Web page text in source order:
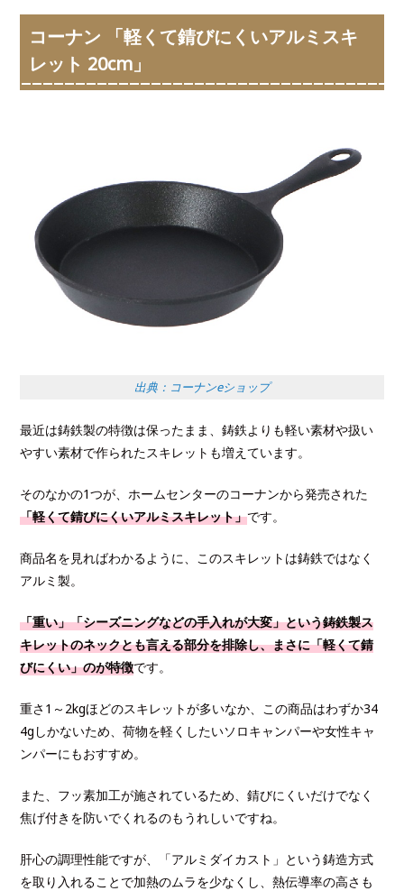
コーナン 「軽くて錆びにくいアルミスキ
レット 20cm」
出典：コーナンeショップ
最近は鋳鉄製の特徴は保ったまま、鋳鉄よりも軽い素材や扱い
やすい素材で作られたスキレットも増えています。
そのなかの1つが、ホームセンターのコーナンから発売された
「軽くて錆びにくいアルミスキレット」です。
商品名を見ればわかるように、このスキレットは鋳鉄ではなく
アルミ製。
「重い」「シーズニングなどの手入れが大変」という鋳鉄製ス
キレットのネックとも言える部分を排除し、まさに「軽くて錆
びにくい」のが特徴です。
重さ1～2kgほどのスキレットが多いなか、この商品はわずか34
4gしかないため、荷物を軽くしたいソロキャンパーや女性キャ
ンパーにもおすすめ。
また、フッ素加工が施されているため、錆びにくいだけでなく
焦げ付きを防いでくれるのもうれしいですね。
肝心の調理性能ですが、「アルミダイカスト」という鋳造方式
を取り入れることで加熱のムラを少なくし、熱伝導率の高さも